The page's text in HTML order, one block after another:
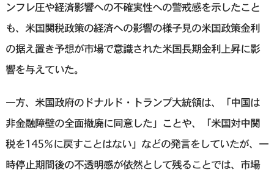
ンフレ圧や経済影響への不確実性への警戒感を示したこと
も、米国関税政策の経済への影響の様子見の米国政策金利
の据え置き予想が市場で意識された米国長期金利上昇に影
響を与えていた。
一方、米国政府のドナルド・トランプ大統領は、「中国は
非金融障壁の全面撤廃に同意した」ことや、「米国対中関
税を145％に戻すことはない」などの発言をしていたが、一
時停止期間後の不透明感が依然として残ることでは、市場